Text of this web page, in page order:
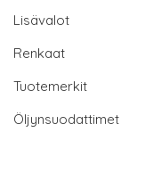
Lisävalot
Renkaat
Tuotemerkit
Öljynsuodattimet